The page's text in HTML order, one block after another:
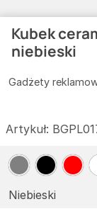
Kubek
niebieski
Gadżety
Artykuł:
Niebieski